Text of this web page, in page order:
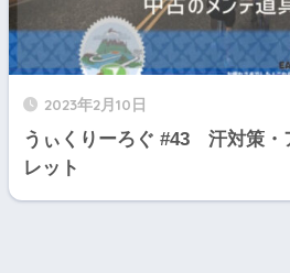
2023年2月10日
うぃくりーろぐ #43 汗対策・
レット